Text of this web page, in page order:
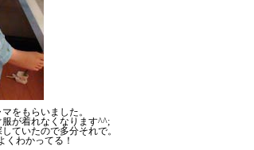
をもらいました。
が着れなくなります^^;
ていたので多分それで。
くわかってる！